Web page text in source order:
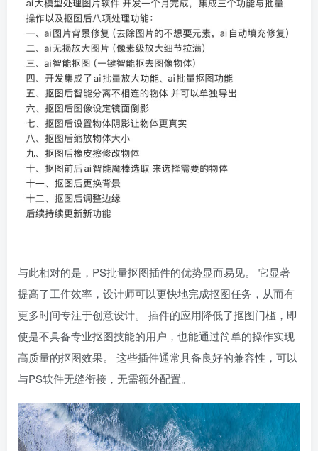
与此相对的是，PS批量抠图插件的优势显而易见。 它显著
提高了工作效率，设计师可以更快地完成抠图任务，从而有
更多时间专注于创意设计。 插件的应用降低了抠图门槛，即
使是不具备专业抠图技能的用户，也能通过简单的操作实现
高质量的抠图效果。 这些插件通常具备良好的兼容性，可以
与PS软件无缝衔接，无需额外配置。